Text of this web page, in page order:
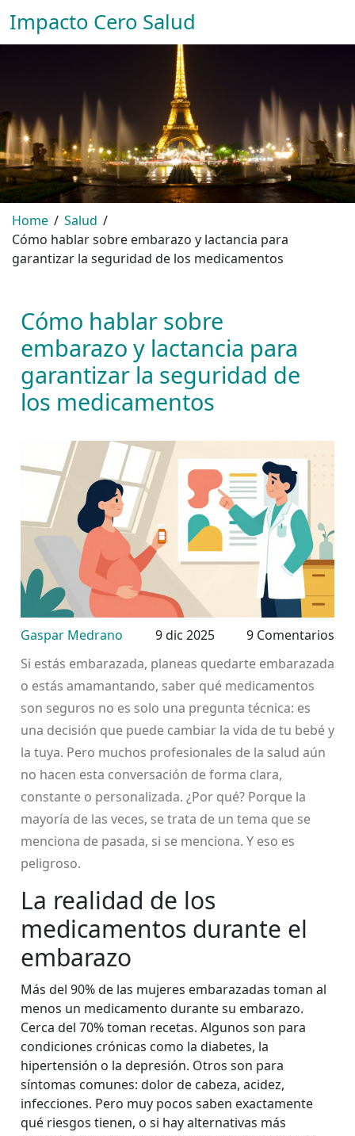
Impacto Cero Salud
Home
Salud
Cómo hablar sobre embarazo y lactancia para
garantizar la seguridad de los medicamentos
Cómo hablar sobre
embarazo y lactancia para
garantizar la seguridad de
los medicamentos
Gaspar Medrano 9 dic 2025
9 Comentarios
Si estás embarazada, planeas quedarte embarazada
o estás amamantando, saber qué medicamentos
son seguros no es solo una pregunta técnica: es
una decisión que puede cambiar la vida de tu bebé y
la tuya. Pero muchos profesionales de la salud aún
no hacen esta conversación de forma clara,
constante o personalizada. ¿Por qué? Porque la
mayoría de las veces, se trata de un tema que se
menciona de pasada, si se menciona. Y eso es
peligroso.
La realidad de los
medicamentos durante el
embarazo
Más del 90% de las mujeres embarazadas toman al
menos un medicamento durante su embarazo.
Cerca del 70% toman recetas. Algunos son para
condiciones crónicas como la diabetes, la
hipertensión o la depresión. Otros son para
síntomas comunes: dolor de cabeza, acidez,
infecciones. Pero muy pocos saben exactamente
qué riesgos tienen, o si hay alternativas más